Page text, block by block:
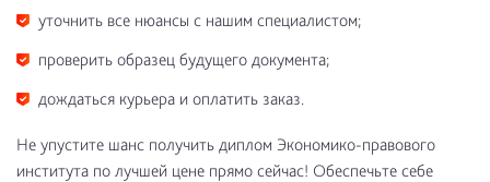
уточнить все нюансы с нашим специалистом;
проверить образец будущего документа;
дождаться курьера и оплатить заказ.
Не упустите шанс получить диплом Экономико-правового
института по лучшей цене прямо сейчас! Обеспечьте себе